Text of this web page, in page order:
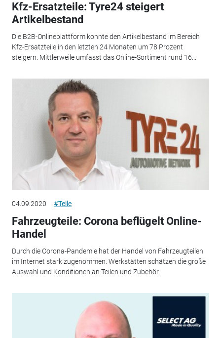
Kfz-Ersatzteile: Tyre24 steigert
Artikelbestand
Die B2B-Onlineplattform konnte den Artikelbestand im Bereich
Kfz-Ersatzteile in den letzten 24 Monaten um 78 Prozent
steigern. Mittlerweile umfasst das Online-Sortiment rund 16...
04.09.2020 #Teile
Fahrzeugteile: Corona beflügelt Online-
Handel
Durch die Corona-Pandemie hat der Handel von Fahrzeugteilen
im Internet stark zugenommen. Werkstätten schätzen die große
Auswahl und Konditionen an Teilen und Zubehör.